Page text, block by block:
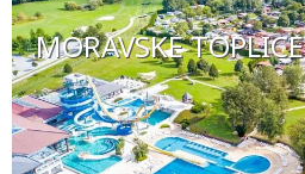
MORAVSKE TOPLICE